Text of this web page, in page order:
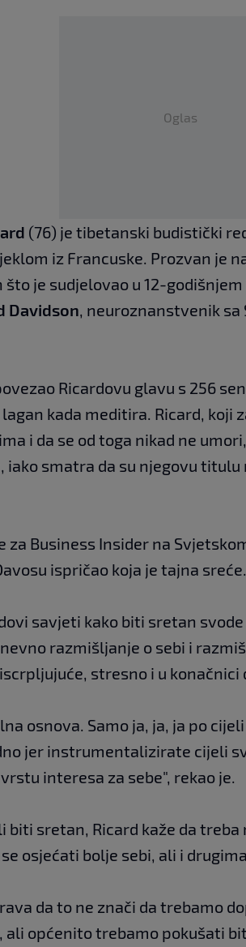
Oglas
(76) je tibetanski budistički
iz Francuske. Prozvan je
što je sudjelovao u 12-
Davidson, neuroznanstvenik
Ricardovu glavu s 256
kada meditira. Ricard, koji
i da se od toga nikad ne
iako smatra da su njegovu
za Business Insider na
ispričao koja je tajna sreće.
savjeti kako biti sretan
razmišljanje o sebi i
stresno i u konačnici
osnova. Samo ja, ja, ja po
jer instrumentalizirate cijeli
interesa za sebe", rekao je.
biti sretan, Ricard kaže da
osjećati bolje sebi, ali i
da to ne znači da trebamo
ali općenito trebamo pokušati